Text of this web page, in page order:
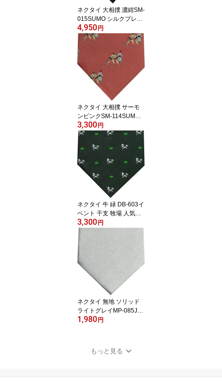
ネクタイ 大相撲 濃紺SM-
015SUMO シルクプレゼ
ント ギフト 贈り物 父の
日
4,950 円
ネクタイ 大相撲 サーモ
ンピンクSM-114SUMO
プレゼント ギフト 贈り
物 父の日
3,300 円
ネクタイ 牛 緑 DB-603イ
ベント 干支 牧場 人気プ
レゼント ギフト 贈り物
父の日
3,300 円
ネクタイ 無地 ソリッド
ライトグレイMP-085J舞
台 制服 展示会 結婚式プ
1,980 円
もっと見る